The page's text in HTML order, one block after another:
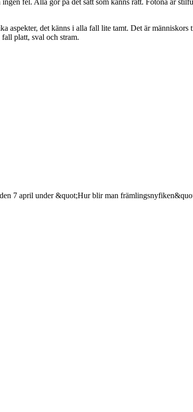
fel. Alla gör på det sätt som känns rätt. Fotona är
aspekter, det känns i alla fall lite tamt. Det är
platt, sval och stram.
7 april under &quot;Hur blir man